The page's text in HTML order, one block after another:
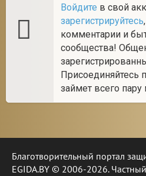
Войдите в свой
зарегистрируйтесь
комментарии и
сообщества!
Присоединяйтесь
займет всего пару
Благотворительный портал
EGIDA.BY © 2006-2026.